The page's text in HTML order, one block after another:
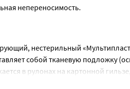
непереносимость.
нестерильный
собой тканевую подложку
в рулонах на картонной